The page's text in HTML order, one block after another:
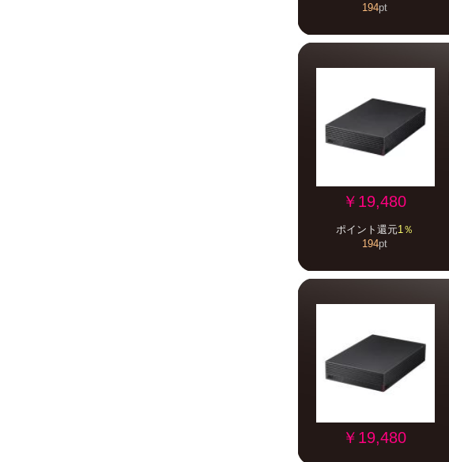
194pt
￥19,480
ポイント還元1％
194pt
￥19,480